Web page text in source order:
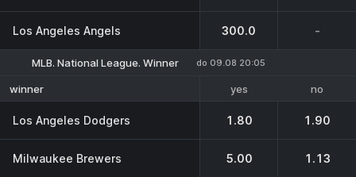
Los Angeles Angels 300.0 -
MLB. National League. Winner do 09.08 20:05
winner yes no
Los Angeles Dodgers 1.80 1.90
Milwaukee Brewers 5.00 1.13